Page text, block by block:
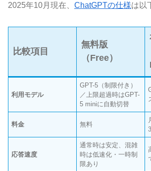
2025年10月現在、 ChatGPTの仕様は以
比較項目
無料版
（Free）
利用モデル
GPT-5（制限付き）
／上限超過時はGPT-
5 miniに自動切替
料金 無料
応答速度
通常時は安定、混雑
時は低速化・一時制
限あり